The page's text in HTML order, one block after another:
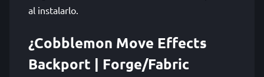
al instalarlo.
¿Cobblemon Move Effects
Backport | Forge/Fabric